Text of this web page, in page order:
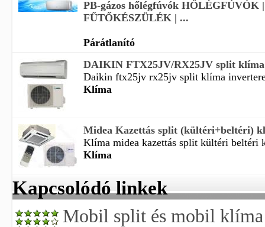
PB-gázos hőlégfúvók HŐLÉGFÚVÓK |
FŰTŐKÉSZÜLÉK | ...
Párátlanító
DAIKIN FTX25JV/RX25JV split klíma
Daikin ftx25jv rx25jv split klíma
Klíma
Midea Kazettás split (kültéri+beltéri)
Klíma midea kazettás split kültéri beltéri
Klíma
Kapcsolódó linkek
Mobil split és mobil